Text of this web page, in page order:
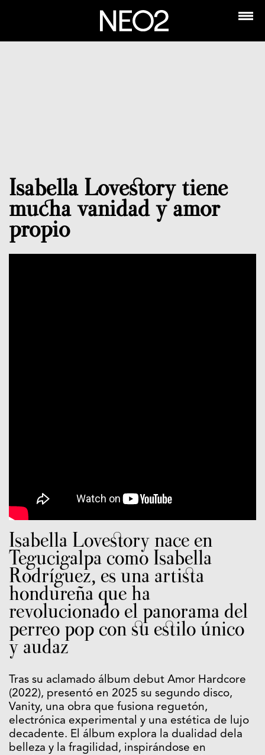
Isabella Lovestory tiene
mucha vanidad y amor
propio
Isabella Lovestory nace en
Tegucigalpa como Isabella
Rodríguez, es una artista
hondureña que ha
revolucionado el panorama del
perreo pop con su estilo único
y audaz
Tras su aclamado álbum debut Amor Hardcore
(2022), presentó en 2025 su segundo disco,
Vanity, una obra que fusiona reguetón,
electrónica experimental y una estética de lujo
decadente. El álbum explora la dualidad dela
belleza y la fragilidad, inspirándose en